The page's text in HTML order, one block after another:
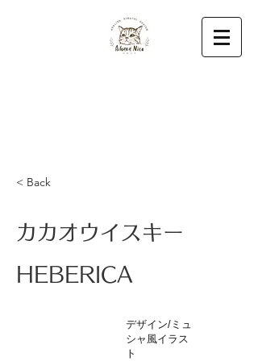
< Back
カカオウイスキー
HEBERICA
デザイン/ミュ
シャ風イラス
ト